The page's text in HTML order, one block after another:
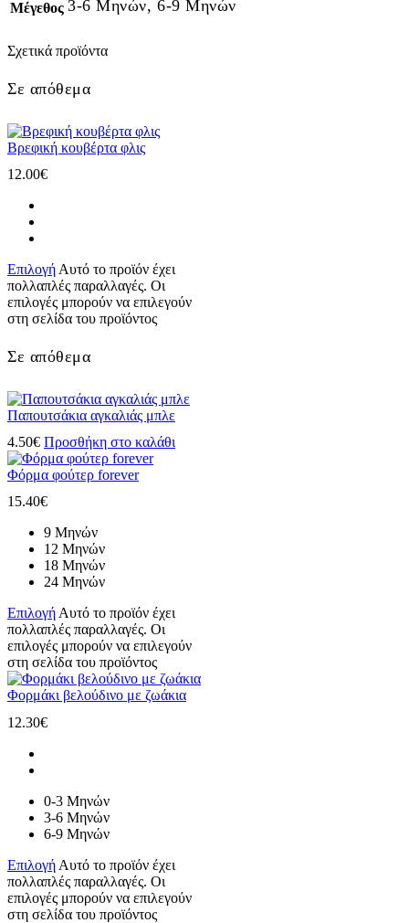
Μέγεθος 3-6 Μηνών, 6-9 Μηνών
Σχετικά προϊόντα
Σε απόθεμα
Βρεφική κουβέρτα φλις
12.00€
Επιλογή Αυτό το προϊόν έχει
πολλαπλές παραλλαγές. Οι
επιλογές μπορούν να επιλεγούν
στη σελίδα του προϊόντος
Σε απόθεμα
Παπουτσάκια αγκαλιάς μπλε
4.50€ Προσθήκη στο καλάθι
Φόρμα φούτερ forever
15.40€
9 Μηνών
12 Μηνών
18 Μηνών
24 Μηνών
Επιλογή Αυτό το προϊόν έχει
πολλαπλές παραλλαγές. Οι
επιλογές μπορούν να επιλεγούν
στη σελίδα του προϊόντος
Φορμάκι βελούδινο με ζωάκια
12.30€
0-3 Μηνών
3-6 Μηνών
6-9 Μηνών
Επιλογή Αυτό το προϊόν έχει
πολλαπλές παραλλαγές. Οι
επιλογές μπορούν να επιλεγούν
στη σελίδα του προϊόντος